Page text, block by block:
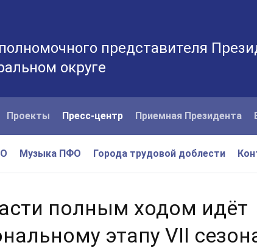
представителя
округе
Проекты Пресс-центр Приемная Президента
Музыка ПФО Города трудовой доблести
полным ходом идёт
этапу VII